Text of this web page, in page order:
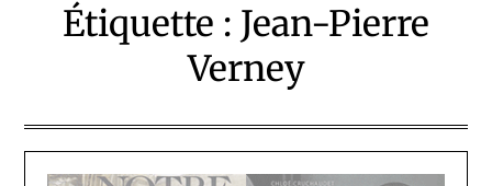
Étiquette : Jean-Pierre
Verney